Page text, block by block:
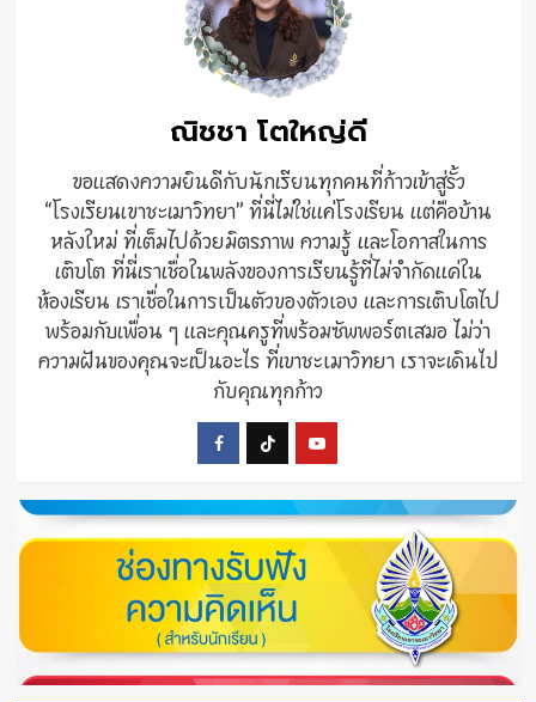
ณิชชา โตใหญ่ดี
ขอแสดงความยินดีกับนักเรียนทุกคนที่ก้าวเข้าสู่รั้ว
“โรงเรียนเขาชะเมาวิทยา” ที่นี่ไม่ใช่แค่โรงเรียน แต่คือบ้าน
หลังใหม่ ที่เต็มไปด้วยมิตรภาพ ความรู้ และโอกาสในการ
เติบโต ที่นี่เราเชื่อในพลังของการเรียนรู้ที่ไม่จำกัดแค่ใน
ห้องเรียน เราเชื่อในการเป็นตัวของตัวเอง และการเติบโตไป
พร้อมกับเพื่อน ๆ และคุณครูที่พร้อมซัพพอร์ตเสมอ ไม่ว่า
ความฝันของคุณจะเป็นอะไร ที่เขาชะเมาวิทยา เราจะเดินไป
กับคุณทุกก้าว